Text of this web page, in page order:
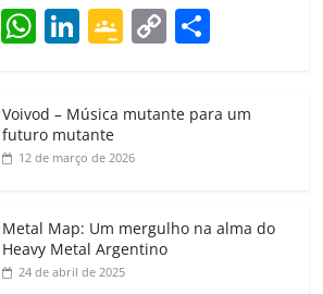
E
m
W
h
s
A
p
Li
n
e
dI
G
o
gl
e
a
ss
C
o
y
k
p
h
Voivod – Música mutante para um
futuro mutante
12 de março de 2026
Metal Map: Um mergulho na alma do
Heavy Metal Argentino
24 de abril de 2025